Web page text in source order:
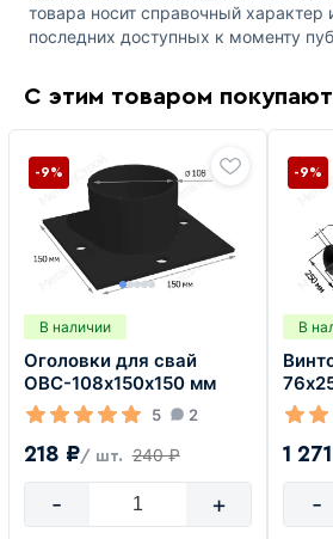
товара носит справочный характер
последних доступных к моменту
С этим товаром покупают
В наличии
Оголовки для свай
ОВС-108х150х150 мм
5 2
218 ₽/ шт. 240 ₽
-9%
- +
В
1
-9%
-